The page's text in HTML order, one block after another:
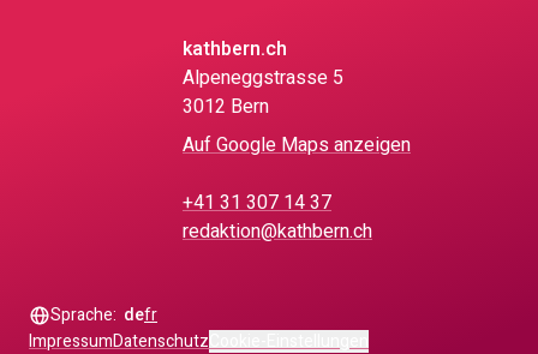
kathbern.ch
Alpeneggstrasse 5
3012 Bern
Auf Google Maps anzeigen
+41 31 307 14 37
redaktion@kathbern.ch
ImpressumDatenschutz
Sprache: defr